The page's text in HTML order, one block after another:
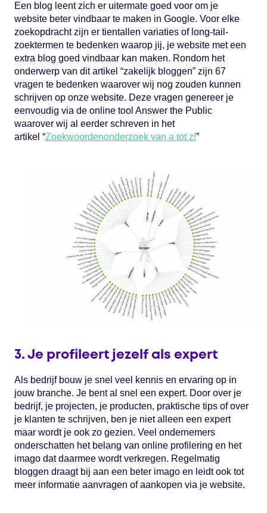
Een blog leent zich er uitermate goed voor om je
website beter vindbaar te maken in Google. Voor elke
zoekopdracht zijn er tientallen variaties of long-tail-
zoektermen te bedenken waarop jij, je website met een
extra blog goed vindbaar kan maken. Rondom het
onderwerp van dit artikel “zakelijk bloggen” zijn 67
vragen te bedenken waarover wij nog zouden kunnen
schrijven op onze website. Deze vragen genereer je
eenvoudig via de online tool Answer the Public
waarover wij al eerder schreven in het
artikel “Zoekwoordenonderzoek van a tot z!”
3. Je profileert jezelf als expert
Als bedrijf bouw je snel veel kennis en ervaring op in
jouw branche. Je bent al snel een expert. Door over je
bedrijf, je projecten, je producten, praktische tips of over
je klanten te schrijven, ben je niet alleen een expert
maar wordt je ook zo gezien. Veel ondernemers
onderschatten het belang van online profilering en het
imago dat daarmee wordt verkregen. Regelmatig
bloggen draagt bij aan een beter imago en leidt ook tot
meer informatie aanvragen of aankopen via je website.